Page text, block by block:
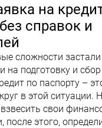
на
справок и
сложности
на подготовку и
по паспорту –
в этой ситуации.
свои
после этого,